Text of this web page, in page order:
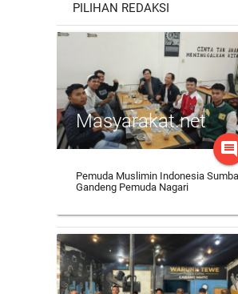
PILIHAN REDAKSI
Masyarakat.net
comment
Pemuda Muslimin Indonesia
Gandeng Pemuda Nagari